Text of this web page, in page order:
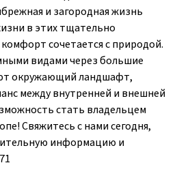
и загородная жизнь
в этих тщательно
сочетается с природой.
видами через большие
окружающий ландшафт,
между внутренней и внешней
стать владельцем
Свяжитесь с нами сегодня,
информацию и